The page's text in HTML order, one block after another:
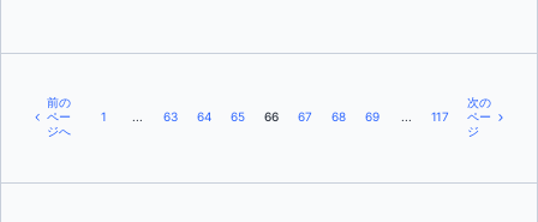
前の
ペー
ジへ
1 ... 63 64 65 66 67 68 69 ... 117
次の
ペー
ジ